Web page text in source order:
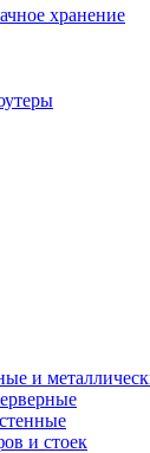
хранение
и
и стоек